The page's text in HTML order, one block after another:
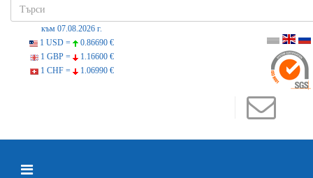
към 07.08.2026 г.
1 USD =
0.86690 €
1 GBP =
1.16600 €
1 CHF =
1.06990 €